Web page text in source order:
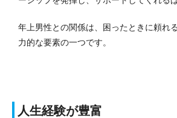
年上男性との関係は、困ったときに頼れ
力的な要素の一つです。
人生経験が豊富